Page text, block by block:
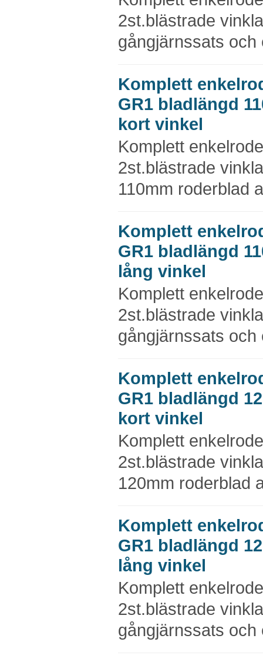
2st.blästrade
gångjärnssats och
Komplett
GR1 bladlängd
kort vinkel
Komplett
2st.blästrade
110mm roderblad
Komplett
GR1 bladlängd
lång vinkel
Komplett
2st.blästrade
gångjärnssats och
Komplett
GR1 bladlängd
kort vinkel
Komplett
2st.blästrade
120mm roderblad
Komplett
GR1 bladlängd
lång vinkel
Komplett
2st.blästrade
gångjärnssats och